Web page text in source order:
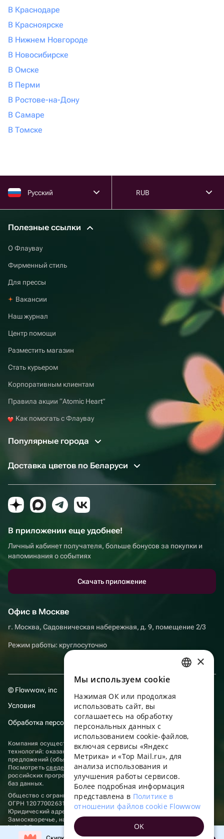
В Краснодаре
В Красноярске
В Нижнем Новгороде
В Новосибирске
В Омске
В Перми
В Ростове-на-Дону
В Самаре
В Томске
Русский RUB
Полезные ссылки
О Флаувау
Фирменный стиль
Для прессы
Вакансии
Наш журнал
Центр помощи
Разместить магазин
Стать курьером
Корпоративным клиентам
Правила акции “Atomic Heart”
Как помогать с Флаувау
Популярные города
Доставка цветов по Беларуси
В приложении еще удобнее!
Личный кабинет получателя, больше бонусов за покупки и
напоминания о событиях
Скачать приложение
Офис в Москве
г. Москва, Садовническая набережная, д. 9, помещение 2/3
Режим работы: круглосуточно
© Flowwow, inc
Условия
Обработка персональных данных
Компания осуществляет деятельность в области информационных
технологий: оказание услуг в сети “Интернет” по размещению
предложений (объявлений) продавцов о реализации товаров.
Посмотретьсведения о программах, включенных в реестр
российских программ для электронных вычислительных машин и
баз данных.
Общество с ограниченной ответственностью «ФЛАУВАУ»
ОГРН 1207700263198, ИНН 9702020445
Юридический адрес: г. Москва, вн.тер. г. Муниципальный округ
Замоскворечье, наб. Садовническая, д. 9, помещ. 2/3.
hello@flowwow.com
8 800 555-16-15
ENGLISH
UKRAINIAN
PORTUGUESE
FRENCH
TURKISH
×
Мы используем сookie
Нажимая ОК или продолжая
использовать сайт, вы
соглашаетесь на обработку
персональных данных с
использованием cookie-файлов,
включая сервисы «Яндекс
Метрика» и «Top Mail.ru», для
анализа использования и
улучшения работы сервисов.
Более подробная информация
представлена в Политике в
отношении файлов cookie Flowwow
OK